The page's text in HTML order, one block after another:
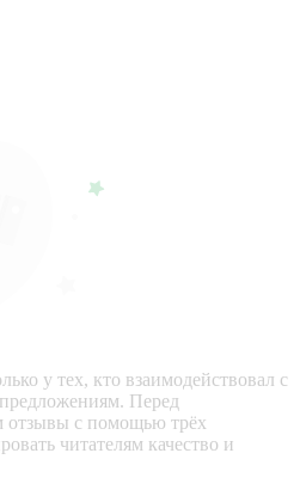
у тех, кто взаимодействовал с
Перед
отзывы с помощью трёх
читателям качество и